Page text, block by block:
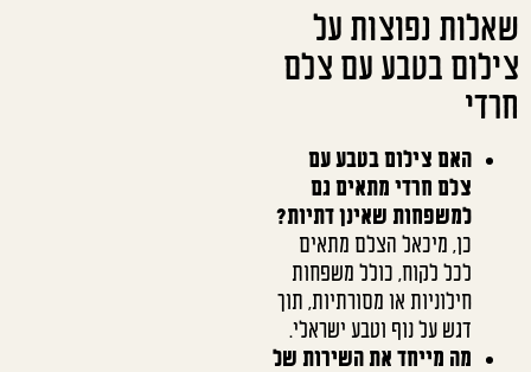
שאלות נפוצות על
צילום בטבע עם צלם
חרדי
האם צילום בטבע עם
צלם חרדי מתאים גם
למשפחות שאינן דתיות?
כן, מיכאל הצלם מתאים
לכל לקוח, כולל משפחות
חילוניות או מסורתיות, תוך
דגש על נוף וטבע ישראלי.
מה מייחד את השירות של